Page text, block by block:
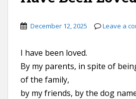
December 12, 2025 Leave a
I have been loved.
By my parents, in spite of
of the family,
by my friends, by the dog